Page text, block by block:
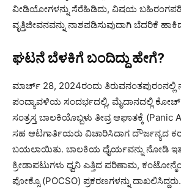
ವೀಡಿಯೋಗಳನ್ನು ಸೆರೆಹಿಡಿದು, ವಿಷಯ
ವೃತ್ತಿಜೀವನವನ್ನು ನಾಶಪಡಿಸುವುದಾಗಿ ಬೆದರಿಕೆ
ಘಟನೆ ಬೆಳಕಿಗೆ ಬಂದಿದ್ದು ಹೇಗೆ?
ಮಾರ್ಚ್ 28, 2024ರಂದು ತಿರುವನಂತಪುರಂನಲ್ಲಿ
ಪಂದ್ಯಾವಳಿಯ ಸಂದರ್ಭದಲ್ಲಿ, ಮೈದಾನದಲ್ಲಿ ಕೋಚ್
ಸಂತ್ರಸ್ತ ಬಾಲಕಿಯೊಬ್ಬಳು ತೀವ್ರ ಆಘಾತಕ್ಕೆ (Panic
ಸಹ ಆಟಗಾರ್ತಿಯರು ವಿಚಾರಿಸಿದಾಗ ದೌರ್ಜನ್ಯದ
ಬಯಲಾಯಿತು. ಬಾಲಕಿಯ ಧೈರ್ಯವನ್ನು ನೋಡಿ
ಕ್ರೀಡಾಪಟುಗಳು ಧ್ವನಿ ಎತ್ತಿದ ಪರಿಣಾಮ,
ಪೋಕ್ಸೊ (POCSO) ಪ್ರಕರಣಗಳನ್ನು ದಾಖಲಿಸಿದ್ದರು.